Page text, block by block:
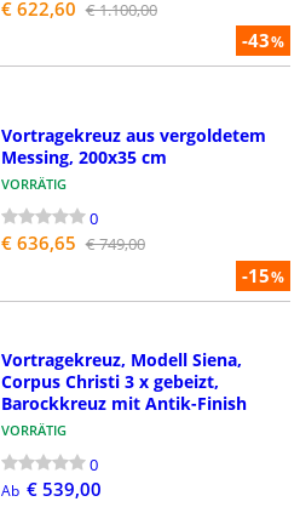
-43%
€ 622,60 € 1.100,00
-15%
Vortragekreuz aus vergoldetem
Messing, 200x35 cm
VORRÄTIG
0
€ 636,65 € 749,00
Vortragekreuz, Modell Siena,
Corpus Christi 3 x gebeizt,
Barockkreuz mit Antik-Finish
VORRÄTIG
0
Ab € 539,00